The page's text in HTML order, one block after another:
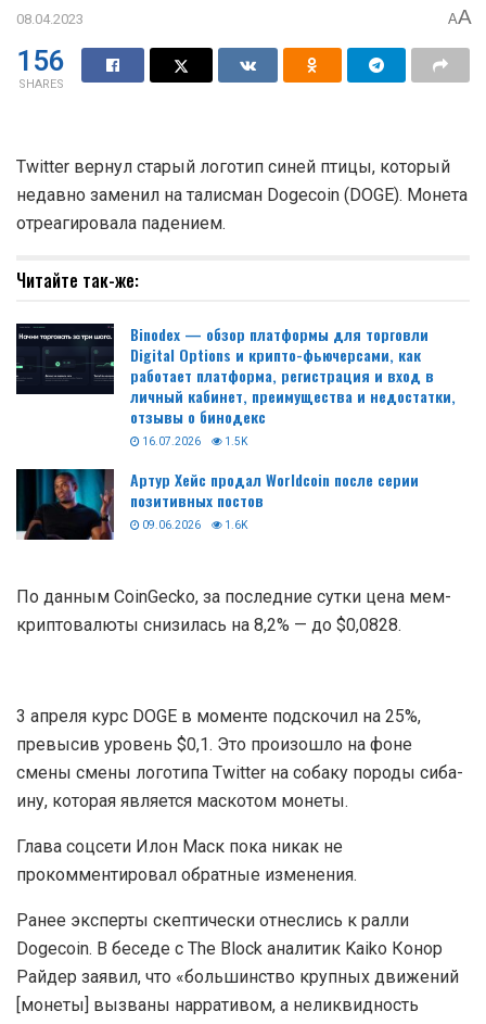
08.04.2023 AA
156
SHARES
Twitter вернул старый логотип синей птицы, который
недавно заменил на талисман Dogecoin (DOGE). Монета
отреагировала падением.
Читайте так-же:
работает платформа, регистрация и вход в
личный кабинет, преимущества и недостатки,
Артур Хейс продал Worldcoin после серии
позитивных постов
09.06.2026 1.6K
криптовалюты снизилась на 8,2% — до $0,0828.